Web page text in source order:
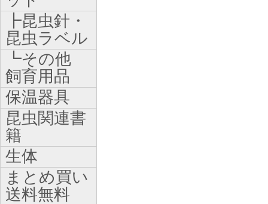
┣昆虫針・
昆虫ラベル
┗その他
飼育用品
保温器具
昆虫関連書
籍
生体
まとめ買い
送料無料